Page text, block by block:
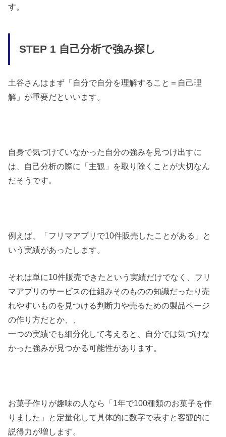
す。
STEP 1 自己分析で強み探し
土谷さんはまず「自分で自分を理解すること＝自己理
解」が重要だといいます。
自身で気づけていなかった自分の強みを見つけ出すに
は、自己分析の際に「主観」を取り除くことが大切なん
だそうです。
例えば、「フリマアプリで10件販売したことがある」と
いう実績があったします。
それは単に10件販売できたという実績だけでなく、フリ
マアプリのサービスの仕組みそのものの知識だったり売
れやすいものを見つける判断力や売るための製品ページ
の作り方だとか、、
一つの実績でも細分化して考えると、自分では気づけな
かった強みが見つかる可能性があります。
お菓子作りが趣味の人なら「1年で100種類のお菓子を作
りました」と定量化して具体的に数字で表すと客観的に
説得力が増します。